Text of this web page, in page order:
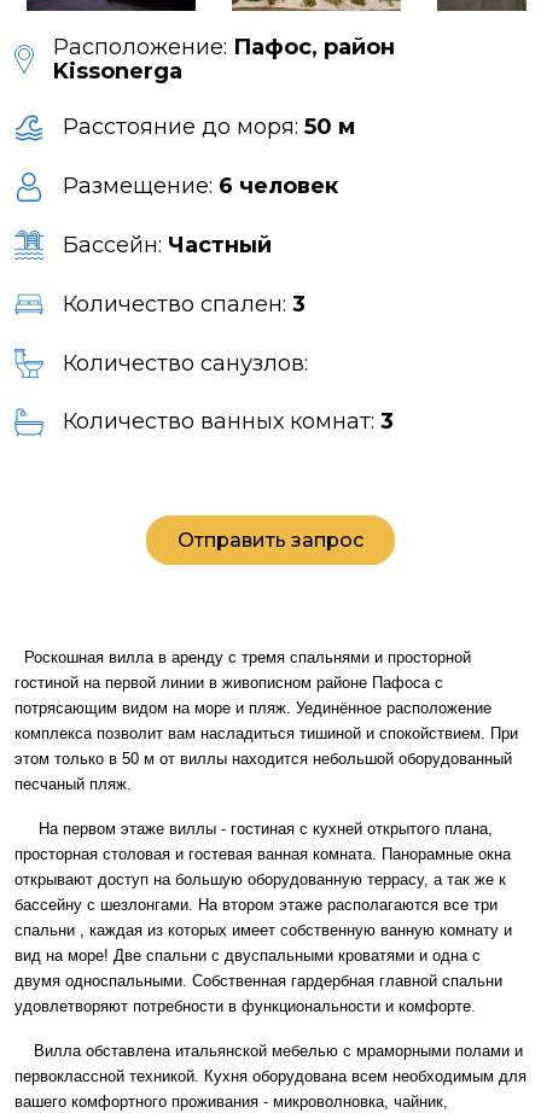
Расположение: Пафос, район
Kissonerga
Расстояние до моря: 50 м
Размещение: 6 человек
Бассейн: Частный
Количество спален: 3
Количество санузлов:
Количество ванных комнат: 3
Отправить запрос
Роскошная вилла в аренду с тремя спальнями и просторной
гостиной на первой линии в живописном районе Пафоса с
потрясающим видом на море и пляж. Уединённое расположение
комплекса позволит вам насладиться тишиной и спокойствием. При
этом только в 50 м от виллы находится небольшой оборудованный
песчаный пляж.
На первом этаже виллы - гостиная с кухней открытого плана,
просторная столовая и гостевая ванная комната. Панорамные окна
открывают доступ на большую оборудованную террасу, а так же к
бассейну с шезлонгами. На втором этаже располагаются все три
спальни , каждая из которых имеет собственную ванную комнату и
вид на море! Две спальни с двуспальными кроватями и одна с
двумя односпальными. Собственная гардербная главной спальни
удовлетворяют потребности в функциональности и комфорте.
Вилла обставлена итальянской мебелью с мраморными полами и
первоклассной техникой. Кухня оборудована всем необходимым для
вашего комфортного проживания - микроволновка, чайник,